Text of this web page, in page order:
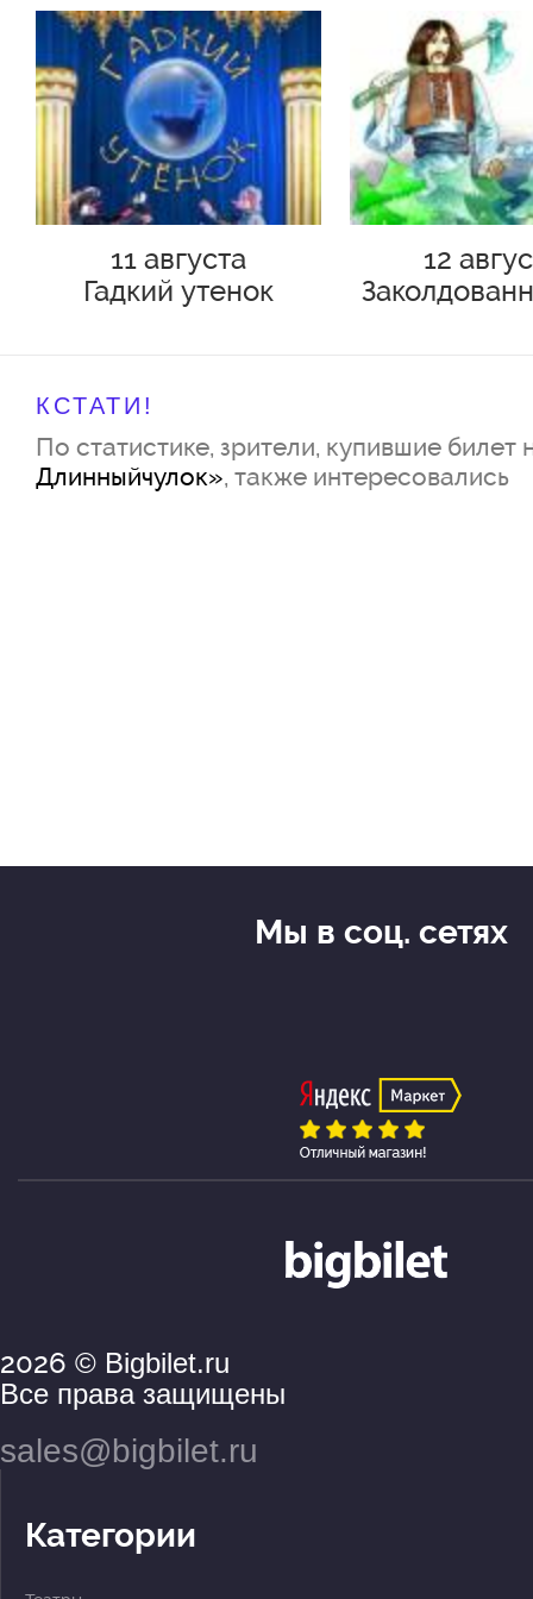
11 августа
Гадкий утенок
12
КСТАТИ!
По статистике, зрители, купившие билет
Длинныйчулок», также интересовались
2026 © Bigbilet.ru
Все права защищены
sales@bigbilet.ru
Категории
Мы в соц. сетях